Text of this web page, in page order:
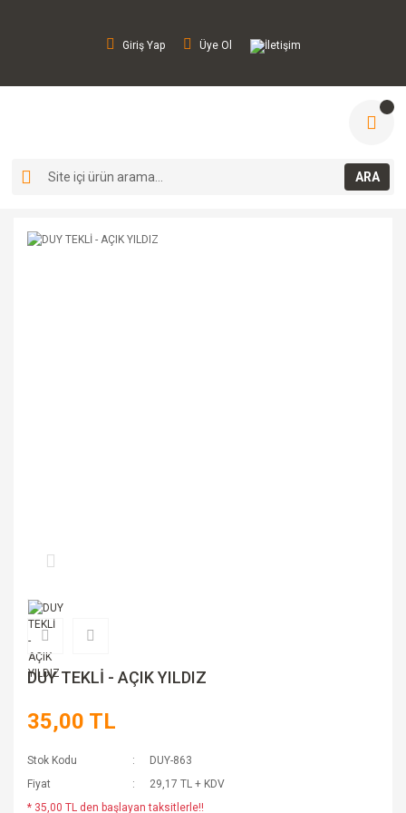
Giriş Yap Üye Ol İletişim
ARA
DUY TEKLİ - AÇIK YILDIZ
35,00 TL
Stok Kodu
DUY-863
Fiyat
29,17 TL + KDV
* 35,00 TL den başlayan taksitlerle!!